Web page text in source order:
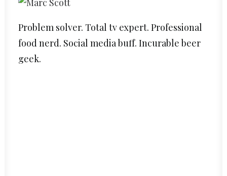
Problem solver. Total tv expert. Professional
food nerd. Social media buff. Incurable beer
geek.